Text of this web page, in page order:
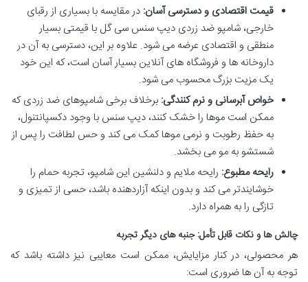
قیمت اقتصادی و دسترسی آسان: در مقایسه با بسیاری از رقبای
خارجی، شامپو ضد زردی دیپ سنس سی گل با قیمتی بسیار
منطقی و اقتصادی عرضه می شود. علاوه بر این، دسترسی به آن در
داروخانه ها و فروشگاه های آنلاین بسیار آسان است، که این خود
یک مزیت بزرگ محسوب می شود.
خواص آبرسانی و نرم کنندگی: برخلاف برخی شامپوهای ضد زردی که
ممکن است موها را خشک کنند، دیپ سنس با وجود دکسپانتنول،
به حفظ رطوبت و نرمی موها کمک می کند و حس لطافت را پس از
شستشو به مو می بخشد.
رایحه مطبوع: رایحه ملایم و دلنشین این شامپو، تجربه حمام را
خوشایندتر می کند و بدون اینکه آزاردهنده باشد، حسی از تمیزی و
تازگی را به همراه دارد.
چالش ها و نکات قابل تأمل: جنبه های دیگر تجربه
هر محصولی، در کنار مزایایش، ممکن است معایبی نیز داشته باشد که
توجه به آن ها ضروری است: